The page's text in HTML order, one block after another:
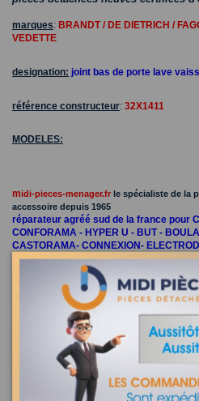
marques: BRANDT / DE DIETRICH /
VEDETTE
designation: joint bas de porte lave
référence constructeur: 32X1411
MODELES:
midi-pieces-menager.fr le spécialiste de la
accessoire depuis 1965
réparateur agréé sud de la france pour
CONFORAMA - HYPER U - BUT -
CASTORAMA- CONNEXION-
talons de joint bas de porte
Recherchez la référence de
ci-dessous